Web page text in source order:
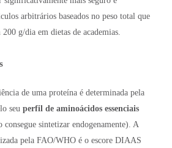
arbitrários baseados no peso total que
g/dia em dietas de academias.
de uma proteína é determinada pela
seu perfil de aminoácidos essenciais
consegue sintetizar endogenamente). A
pela FAO/WHO é o escore DIAAS